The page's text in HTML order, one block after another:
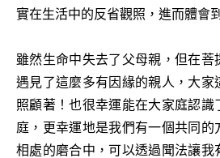
實在生活中的反省觀照，進而體會
雖然生命中失去了父母親，但在菩
遇見了這麼多有因緣的親人，大家
照顧著！也很幸運能在大家庭認識
庭，更幸運地是我們有一個共同的
相處的磨合中，可以透過聞法讓我